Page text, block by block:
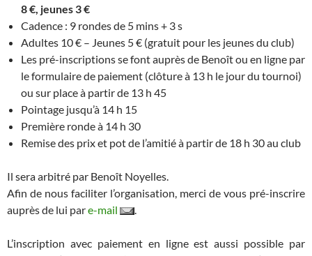
8 €, jeunes 3 €
Cadence : 9 rondes de 5 mins + 3 s
Adultes 10 € – Jeunes 5 € (gratuit pour les jeunes du club)
Les pré-inscriptions se font auprès de Benoît ou en ligne par
le formulaire de paiement (clôture à 13 h le jour du tournoi)
ou sur place à partir de 13 h 45
Pointage jusqu’à 14 h 15
Première ronde à 14 h 30
Remise des prix et pot de l’amitié à partir de 18 h 30 au club
Il sera arbitré par Benoît Noyelles.
Afin de nous faciliter l’organisation, merci de vous pré-inscrire
auprès de lui pare-mail
L’inscription avec paiement en ligne est aussi possible par